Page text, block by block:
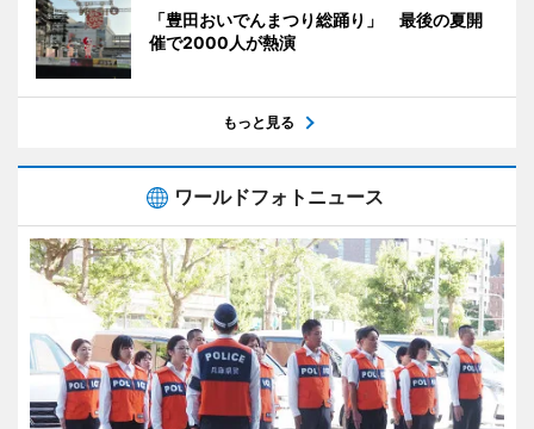
「豊田おいでんまつり総踊り」 最後の夏開
催で2000人が熱演
もっと見る
ワールドフォトニュース